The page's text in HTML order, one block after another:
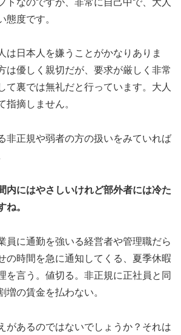
態度です。
は日本人を嫌うことがかなりありま
は優しく親切だが、要求が厳しく非常
て裏では無礼だと行っています。大人
指摘しません。
非正規や弱者の方の扱いをみていれば
にはやさしいけれど部外者には冷た
ね。
員に通勤を強いる経営者や管理職だら
の時間を急に通知してくる、夏季休暇
を言う。値切る。非正規に正社員と同
増の賃金を払わない。
があるのではないでしょうか？それは